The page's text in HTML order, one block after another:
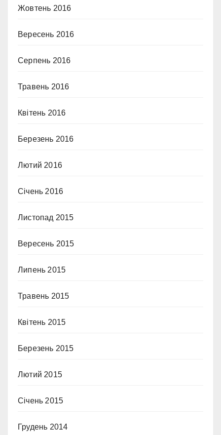
Жовтень 2016
Вересень 2016
Серпень 2016
Травень 2016
Квітень 2016
Березень 2016
Лютий 2016
Січень 2016
Листопад 2015
Вересень 2015
Липень 2015
Травень 2015
Квітень 2015
Березень 2015
Лютий 2015
Січень 2015
Грудень 2014